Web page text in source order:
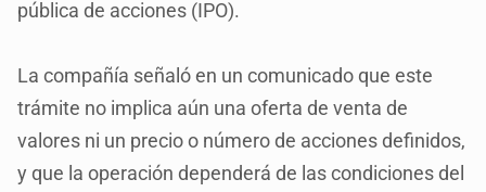
pública de acciones (IPO).
La compañía señaló en un comunicado que este
trámite no implica aún una oferta de venta de
valores ni un precio o número de acciones definidos,
y que la operación dependerá de las condiciones del